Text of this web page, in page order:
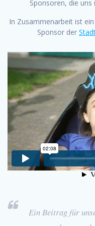
Sponsoren, die
In Zusammenarbeit ist
Sponsor der
Ein Beitrag für